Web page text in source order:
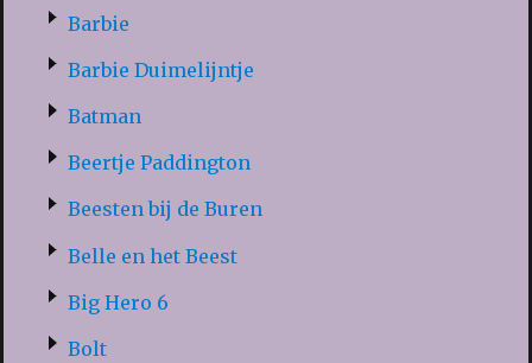
Barbie
Barbie Duimelijntje
Batman
Beertje Paddington
Beesten bij de Buren
Belle en het Beest
Big Hero 6
Bolt